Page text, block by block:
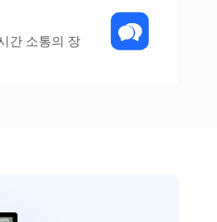
간 소통의 장